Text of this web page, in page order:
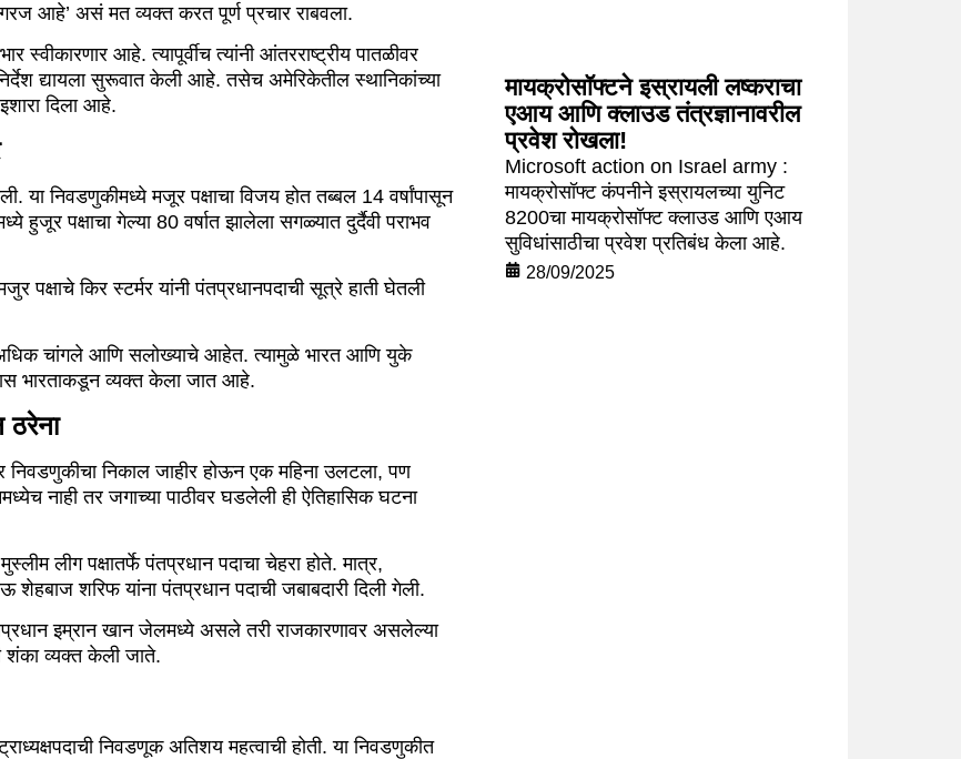
आहे’ असं मत व्यक्त करत पूर्ण प्रचार राबवला.
स्वीकारणार आहे. त्यापूर्वीच त्यांनी आंतरराष्ट्रीय पातळीवर
द्यायला सुरूवात केली आहे. तसेच अमेरिकेतील स्थानिकांच्या
दिला आहे.
या निवडणुकीमध्ये मजूर पक्षाचा विजय होत तब्बल 14 वर्षांपासून
हुजूर पक्षाचा गेल्या 80 वर्षात झालेला सगळ्यात दुर्दैवी पराभव
पक्षाचे किर स्टर्मर यांनी पंतप्रधानपदाची सूत्रे हाती घेतली
अधिक चांगले आणि सलोख्याचे आहेत. त्यामुळे भारत आणि युके
भारताकडून व्यक्त केला जात आहे.
ठरेना
निवडणुकीचा निकाल जाहीर होऊन एक महिना उलटला, पण
नाही तर जगाच्या पाठीवर घडलेली ही ऐतिहासिक घटना
लीग पक्षातर्फे पंतप्रधान पदाचा चेहरा होते. मात्र,
शरिफ यांना पंतप्रधान पदाची जबाबदारी दिली गेली.
इम्रान खान जेलमध्ये असले तरी राजकारणावर असलेल्या
शंका व्यक्त केली जाते.
निवडणूक अतिशय महत्वाची होती. या निवडणुकीत
मायक्रोसॉफ्टने इस्रायली लष्कराचा
एआय आणि क्लाउड तंत्रज्ञानावरील
प्रवेश रोखला!
Microsoft action on Israel army :
मायक्रोसॉफ्ट कंपनीने इस्रायलच्या युनिट
8200चा मायक्रोसॉफ्ट क्लाउड आणि एआय
सुविधांसाठीचा प्रवेश प्रतिबंध केला आहे.
28/09/2025